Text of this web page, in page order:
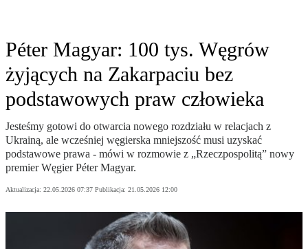
Péter Magyar: 100 tys. Węgrów
żyjących na Zakarpaciu bez
podstawowych praw człowieka
Jesteśmy gotowi do otwarcia nowego rozdziału w relacjach z
Ukrainą, ale wcześniej węgierska mniejszość musi uzyskać
podstawowe prawa - mówi w rozmowie z „Rzeczpospolitą” nowy
premier Węgier Péter Magyar.
Aktualizacja: 22.05.2026 07:37 Publikacja: 21.05.2026 12:00